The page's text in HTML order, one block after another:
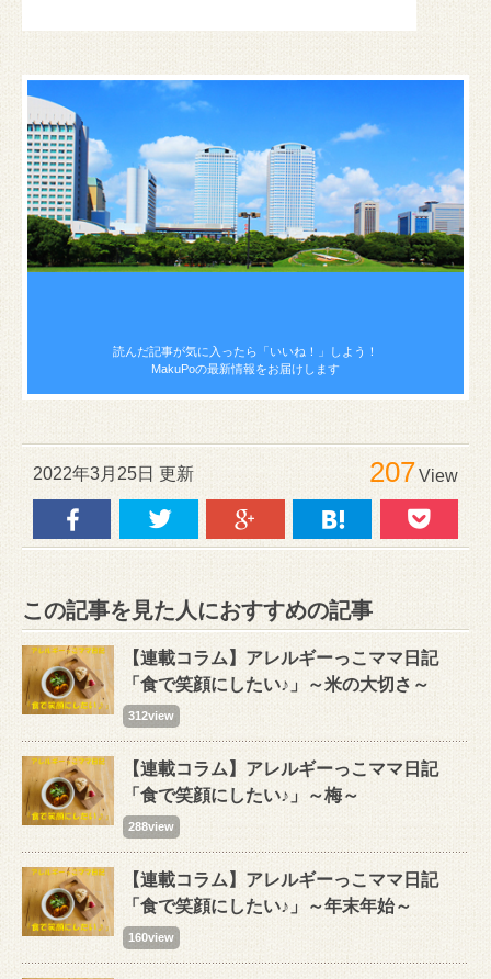
読んだ記事が気に入ったら 「いいね！」しよう！
MakuPoの最新情報をお届けします
2022年3月25日 更新 207View
この記事を見た人におすすめの記事
【連載コラム】アレルギーっこママ日記
「食で笑顔にしたい♪」～米の大切さ～
312view
【連載コラム】アレルギーっこママ日記
「食で笑顔にしたい♪」～梅～
288view
【連載コラム】アレルギーっこママ日記
「食で笑顔にしたい♪」～年末年始～
160view